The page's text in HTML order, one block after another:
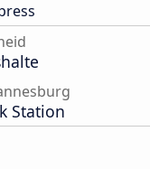
Station